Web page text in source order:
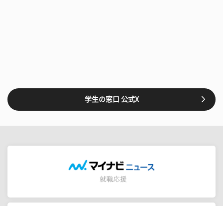
学生の窓口 公式X